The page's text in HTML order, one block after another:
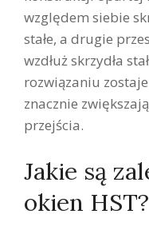
względem siebie
stałe, a drugie
wzdłuż skrzydła
rozwiązaniu
znacznie
przejścia.
Jakie są
okien HST?